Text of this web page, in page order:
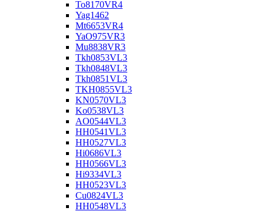
To8170VR4
Yag1462
Mt6653VR4
YaO975VR3
Mu8838VR3
Tkh0853VL3
Tkh0848VL3
Tkh0851VL3
TKH0855VL3
KN0570VL3
Ko0538VL3
AO0544VL3
HH0541VL3
HH0527VL3
Hi0686VL3
HH0566VL3
Hi9334VL3
HH0523VL3
Cu0824VL3
HH0548VL3